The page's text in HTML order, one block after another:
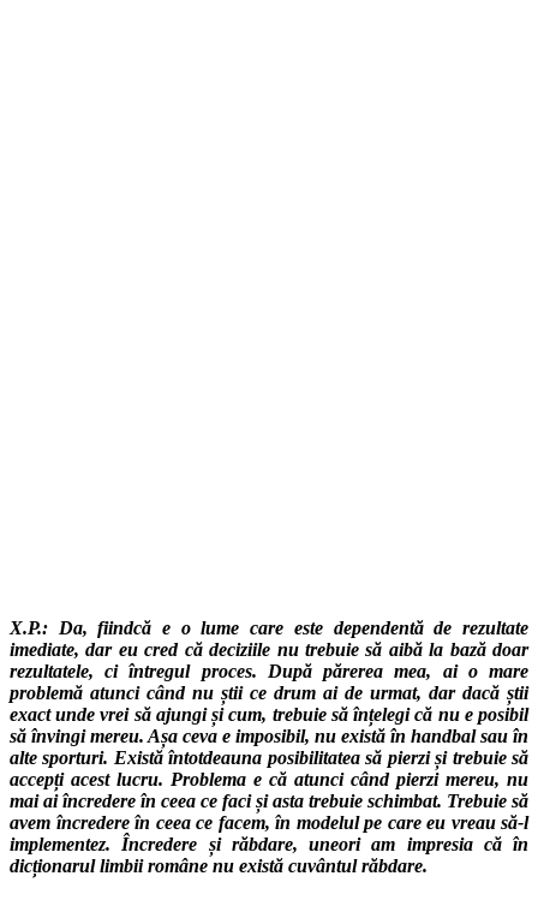
X.P.: Da, fiindcă e o lume care este dependentă de rezultate
imediate, dar eu cred că deciziile nu trebuie să aibă la bază doar
rezultatele, ci întregul proces. După părerea mea, ai o mare
problemă atunci când nu știi ce drum ai de urmat, dar dacă știi
exact unde vrei să ajungi și cum, trebuie să înțelegi că nu e posibil
să învingi mereu. Așa ceva e imposibil, nu există în handbal sau în
alte sporturi. Există întotdeauna posibilitatea să pierzi și trebuie să
accepți acest lucru. Problema e că atunci când pierzi mereu, nu
mai ai încredere în ceea ce faci și asta trebuie schimbat. Trebuie să
avem încredere în ceea ce facem, în modelul pe care eu vreau să-l
implementez. Încredere și răbdare, uneori am impresia că în
dicționarul limbii române nu există cuvântul răbdare.